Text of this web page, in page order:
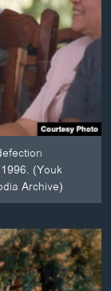
(Youk
Archive)